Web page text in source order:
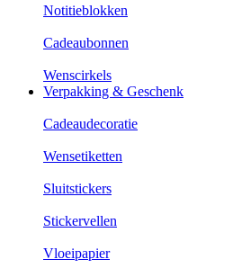
Notitieblokken
Cadeaubonnen
Wenscirkels
Verpakking & Geschenk
Cadeaudecoratie
Wensetiketten
Sluitstickers
Stickervellen
Vloeipapier